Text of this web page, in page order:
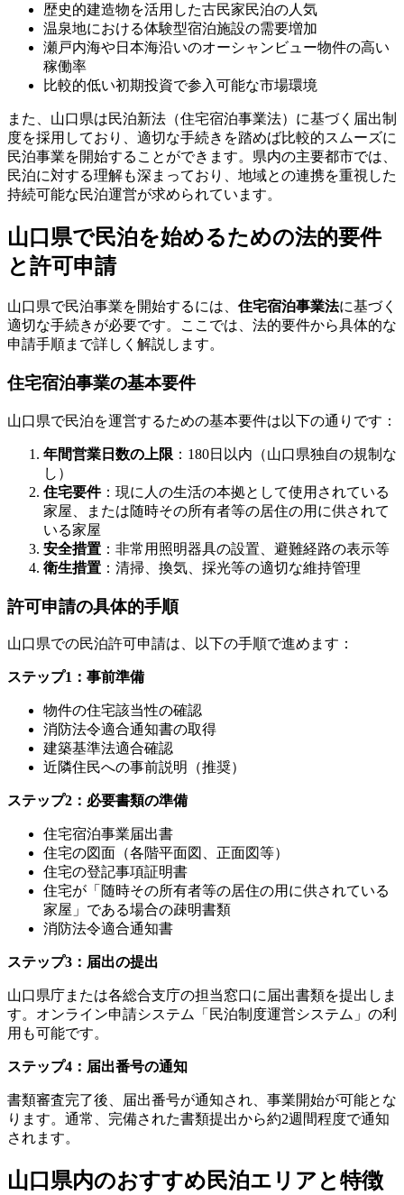
歴史的建造物を活用した古民家民泊の人気
温泉地における体験型宿泊施設の需要増加
瀬戸内海や日本海沿いのオーシャンビュー物件の高い
稼働率
比較的低い初期投資で参入可能な市場環境
また、山口県は民泊新法（住宅宿泊事業法）に基づく届出制
度を採用しており、適切な手続きを踏めば比較的スムーズに
民泊事業を開始することができます。県内の主要都市では、
民泊に対する理解も深まっており、地域との連携を重視した
持続可能な民泊運営が求められています。
山口県で民泊を始めるための法的要件
と許可申請
山口県で民泊事業を開始するには、 住宅宿泊事業法に基づく
適切な手続きが必要です。ここでは、法的要件から具体的な
申請手順まで詳しく解説します。
住宅宿泊事業の基本要件
山口県で民泊を運営するための基本要件は以下の通りです：
年間営業日数の上限 ：180日以内（山口県独自の規制な
し）
住宅要件：現に人の生活の本拠として使用されている
家屋、または随時その所有者等の居住の用に供されて
いる家屋
安全措置 ：非常用照明器具の設置、避難経路の表示等
衛生措置 ：清掃、換気、採光等の適切な維持管理
許可申請の具体的手順
山口県での民泊許可申請は、以下の手順で進めます：
ステップ1：事前準備
物件の住宅該当性の確認
消防法令適合通知書の取得
建築基準法適合確認
近隣住民への事前説明（推奨）
ステップ2：必要書類の準備
住宅宿泊事業届出書
住宅の図面（各階平面図、正面図等）
住宅の登記事項証明書
住宅が「随時その所有者等の居住の用に供されている
家屋」である場合の疎明書類
消防法令適合通知書
ステップ3：届出の提出
山口県庁または各総合支庁の担当窓口に届出書類を提出しま
す。オンライン申請システム「民泊制度運営システム」の利
用も可能です。
ステップ4：届出番号の通知
書類審査完了後、届出番号が通知され、事業開始が可能とな
ります。通常、完備された書類提出から約2週間程度で通知
されます。
山口県内のおすすめ民泊エリアと特徴